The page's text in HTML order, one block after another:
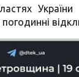
України
погодинні